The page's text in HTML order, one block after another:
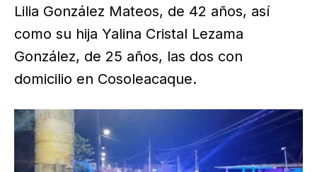
Lilia González Mateos, de 42 años, así
como su hija Yalina Cristal Lezama
González, de 25 años, las dos con
domicilio en Cosoleacaque.